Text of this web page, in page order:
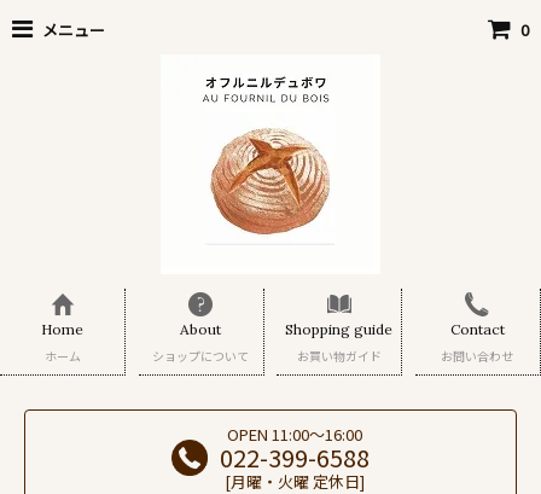
メニュー 0
Home
ホーム
About
ショップについて
Shopping guide
お買い物ガイド
Contact
お問い合わせ
OPEN 11:00～16:00
022-399-6588
[月曜・火曜 定休日]